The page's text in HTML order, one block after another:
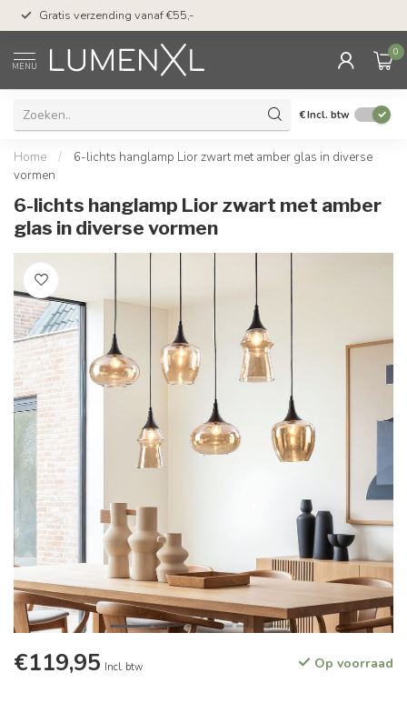
50 dagen bedenktijd & Betaal achteraf
met Klarna
MENU
0
€Incl. btw
Home /
6-lichts hanglamp Lior zwart met amber glas in diverse
vormen
6-lichts hanglamp Lior zwart met amber
glas in diverse vormen
€119,95 Incl. btw Op voorraad